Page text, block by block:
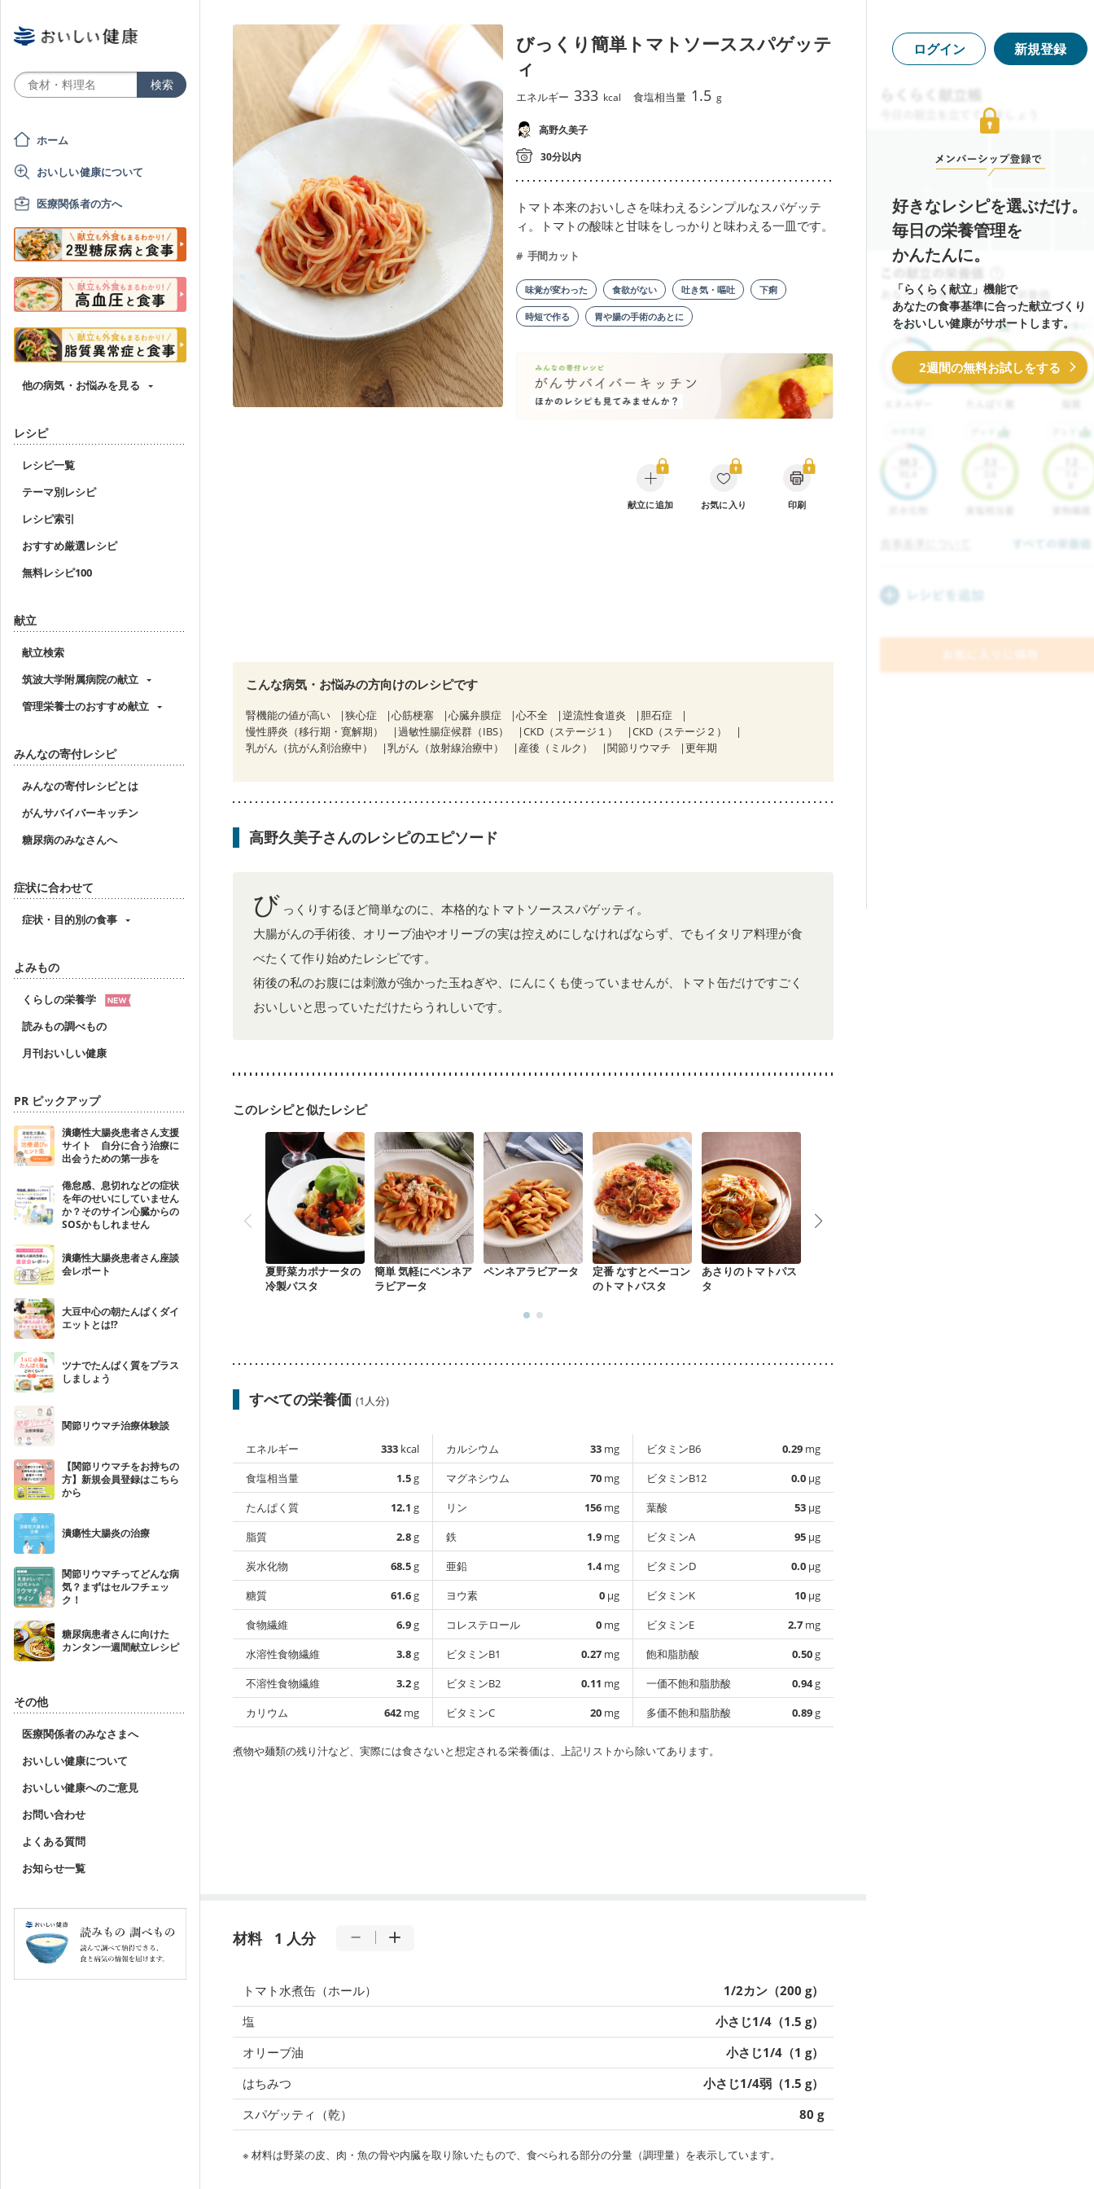
ホーム
おいしい健康について
医療関係者の方へ
他の病気・お悩みを見る
レシピ
レシピ一覧
テーマ別レシピ
レシピ索引
おすすめ厳選レシピ
無料レシピ100
献立
献立検索
筑波大学附属病院の献立
管理栄養士のおすすめ献立
みんなの寄付レシピ
みんなの寄付レシピとは
がんサバイバーキッチン
糖尿病のみなさんへ
症状に合わせて
症状・目的別の食事
よみもの
くらしの栄養学
読みもの調べもの
月刊おいしい健康
PR ピックアップ
潰瘍性大腸炎患者さん支援
サイト 自分に合う治療に
出会うための第一歩を
倦怠感、息切れなどの症状
を年のせいにしていません
か？そのサイン心臓からの
SOSかもしれません
潰瘍性大腸炎患者さん座談
会レポート
大豆中心の朝たんぱくダイ
エットとは!?
ツナでたんぱく質をプラス
しましょう
関節リウマチ治療体験談
【関節リウマチをお持ちの
方】新規会員登録はこちら
から
潰瘍性大腸炎の治療
関節リウマチってどんな病
気？まずはセルフチェッ
ク！
糖尿病患者さんに向けた
カンタン一週間献立レシピ
その他
医療関係者のみなさまへ
おいしい健康について
おいしい健康へのご意見
お問い合わせ
よくある質問
お知らせ一覧
びっくり簡単トマトソーススパゲッテ
ィ
エネルギー 333 kcal 食塩相当量 1.5 g
高野久美子
30分以内
トマト本来のおいしさを味わえるシンプルなスパゲッテ
ィ。トマトの酸味と甘味をしっかりと味わえる一皿です。
手間カット
味覚が変わった 食欲がない 吐き気・嘔吐 下痢
時短で作る 胃や腸の手術のあとに
献立に追加 お気に入り 印刷
こんな病気・お悩みの方向けのレシピです
腎機能の値が高い 狭心症 心筋梗塞 心臓弁膜症 心不全 逆流性食道炎
胆石症
慢性膵炎（移行期・寛解期）
過敏性腸症候群（IBS） CKD（ステージ１）
CKD（ステージ２）
乳がん（抗がん剤治療中）
乳がん（放射線治療中） 産後（ミルク） 関節リウマチ 更年期
高野久美子さんのレシピのエピソード
び っくりするほど簡単なのに、本格的なトマトソーススパゲッティ。
大腸がんの手術後、オリーブ油やオリーブの実は控えめにしなければならず、でもイタリア料理が食
べたくて作り始めたレシピです。
術後の私のお腹には刺激が強かった玉ねぎや、にんにくも使っていませんが、トマト缶だけですごく
おいしいと思っていただけたらうれしいです。
このレシピと似たレシピ
夏野菜カポナータの
冷製パスタ
簡単 気軽にペンネア
ラビアータ
ペンネアラビアータ
定番 なすとベーコン
のトマトパスタ
あさりのトマトパス
タ
すべての栄養価 (1人分)
エネルギー 333 kcal
食塩相当量
1.5g
たんぱく質
12.1 g
脂質
2.8g
炭水化物
68.5g
糖質
61.6g
食物繊維
6.9g
水溶性食物繊維
3.8g
不溶性食物繊維
3.2g
カリウム
642 mg
カルシウム 33 mg
マグネシウム
70 mg
リン
156 mg
鉄
1.9 mg
亜鉛
1.4mg
ヨウ素
0 µg
コレステロール
0 mg
ビタミンB1
0.27 mg
ビタミンB2
0.11 mg
ビタミンC
20 mg
ビタミンB6 0.29 mg
ビタミンB12
0.0 µg
葉酸
53 µg
ビタミンA
95 µg
ビタミンD
0.0 µg
ビタミンK
10 µg
ビタミンE
2.7 mg
飽和脂肪酸
0.50g
一価不飽和脂肪酸
0.94g
多価不飽和脂肪酸
0.89g
煮物や麺類の残り汁など、実際には食さないと想定される栄養価は、上記リストから除いてあります。
材料 1 人分
トマト水煮缶（ホール）
1/2カン（200 g）
塩
小さじ1/4（1.5 g）
オリーブ油
小さじ1/4（1 g）
はちみつ
小さじ1/4弱（1.5 g）
スパゲッティ（乾）
80 g
※ 材料は野菜の皮、肉・魚の骨や内臓を取り除いたもので、食べられる部分の分量（調理量）を表示しています。
ログイン 新規登録
好きなレシピを選ぶだけ。
毎日の栄養管理を
かんたんに。
「らくらく献立」機能で
あなたの食事基準に合った献立づくり
をおいしい健康がサポートします。
2週間の無料お試しをする